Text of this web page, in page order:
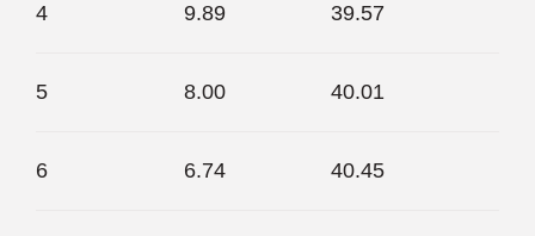
4 9.89 39.57
5 8.00 40.01
6 6.74 40.45